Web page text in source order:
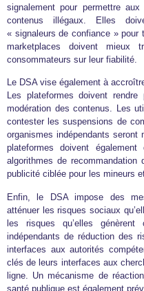
signalement pour permettre
contenus illégaux. Elles
« signaleurs de confiance » pour
marketplaces doivent mieux
consommateurs sur leur fiabilité.
Le DSA vise également à
Les plateformes doivent
modération des contenus. Les
contester les suspensions de
organismes indépendants
plateformes doivent
algorithmes de
publicité ciblée pour les mineurs
Enfin, le DSA impose des
atténuer les risques sociaux
les risques qu’elles
indépendants de réduction des
interfaces aux autorités
clés de leurs interfaces aux
ligne. Un mécanisme de
santé publique est également